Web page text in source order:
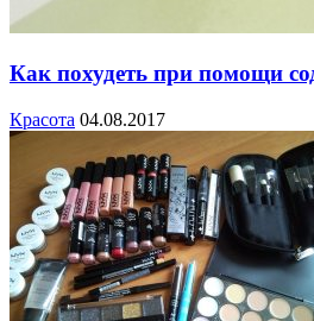
Как похудеть при помощи
Красота 04.08.2017